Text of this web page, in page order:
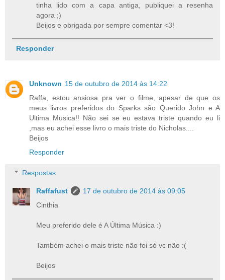
tinha lido com a capa antiga, publiquei a resenha
agora ;)
Beijos e obrigada por sempre comentar <3!
Responder
Unknown 15 de outubro de 2014 às 14:22
Raffa, estou ansiosa pra ver o filme, apesar de que os
meus livros preferidos do Sparks são Querido John e A
Ultima Musica!! Não sei se eu estava triste quando eu li
,mas eu achei esse livro o mais triste do Nicholas....
Beijos
Responder
Respostas
Raffafust
17 de outubro de 2014 às 09:05
Cinthia
Meu preferido dele é A Última Música :)
Também achei o mais triste não foi só vc não :(
Beijos